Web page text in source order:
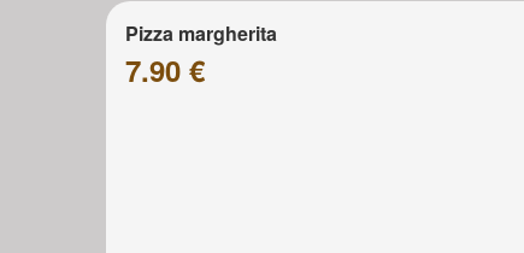
Pizza margherita
7.90 €